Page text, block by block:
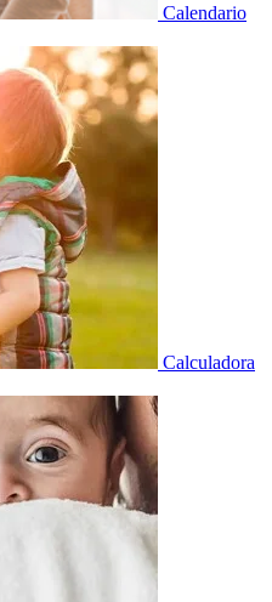
Calendario
Calculadora